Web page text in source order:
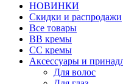
НОВИНКИ
Скидки и распродажи
Все товары
BB кремы
CC кремы
Аксессуары и
Для волос